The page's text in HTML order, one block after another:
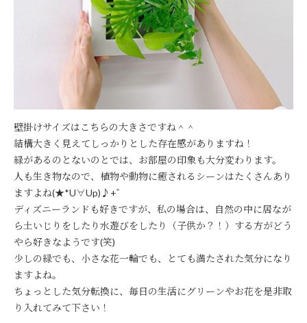
壁掛けサイズはこちらの大きさですね＾＾
結構大きく見えてしっかりとした存在感がありますね！
緑があるのとないのとでは、お部屋の印象も大分変わります。
人も生き物なので、植物や動物に癒されるシーンはたくさんあり
ますよね(★*U∀Up)♪+ﾟ
ディズニーランドも好きですが、私の場合は、自然の中に居なが
ら土いじりをしたり水遊びをしたり（子供か？！）する方がどう
やら好きなようです(笑)
少しの緑でも、小さな花一輪でも、とても満たされた気分になり
ますよね。
ちょっとした気分転換に、毎日の生活にグリーンやお花を是非取
り入れてみて下さい！